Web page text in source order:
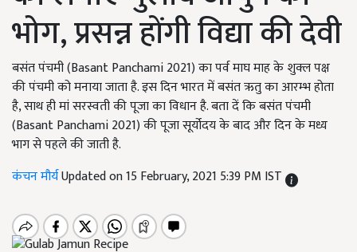
भोग, प्रसन्न होंगी विद्या की देवी
बसंत पंचमी (Basant Panchami 2021) का पर्व माघ माह के शुक्ल पक्ष
की पंचमी को मनाया जाता है. इस दिन भारत में बसंत ऋतु का आरम्भ होता
है, साथ ही मां सरस्वती की पूजा का विधान है. बता दें कि बसंत पंचमी
(Basant Panchami 2021) की पूजा सूर्योदय के बाद और दिन के मध्य
भाग से पहले की जाती है.
कंचन मौर्यUpdated on 15 February, 2021 5:39 PM IST